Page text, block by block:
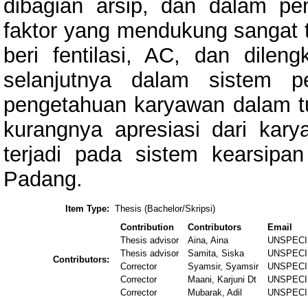
dibagian arsip, dan dalam
faktor yang mendukung
beri fentilasi, AC, dan
selanjutnya dalam sistem
pengetahuan karyawan dalam
kurangnya apresiasi dari
terjadi pada sistem
Padang.
Item Type: Thesis (Bachelor/Skripsi)
Contributors:
Contribution Contributors
Email
Thesis advisor
Aina, Aina
Thesis advisor
Samita, Siska
Corrector
Syamsir, Syamsir
Corrector
Maani, Karjuni Dt
Corrector
Mubarak, Adil